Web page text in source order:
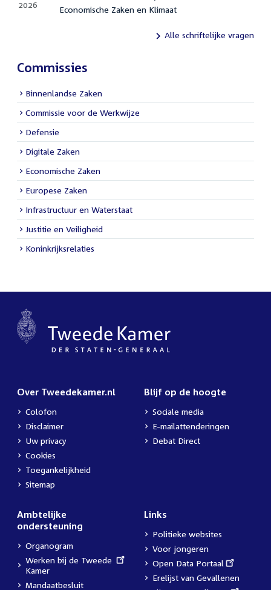
Economische Zaken en Klimaat
2026
Alle schriftelijke vragen
Commissies
Binnenlandse Zaken
Commissie voor de Werkwijze
Defensie
Digitale Zaken
Economische Zaken
Europese Zaken
Infrastructuur en Waterstaat
Justitie en Veiligheid
Koninkrijksrelaties
Over Tweedekamer.nl
Colofon
Disclaimer
Uw privacy
Cookies
Toegankelijkheid
Sitemap
Blijf op de hoogte
Sociale media
E-mailattenderingen
Debat Direct
Ambtelijke
ondersteuning
Organogram
External
link:
Werken bij de Tweede
Kamer
Mandaatbesluit
Links
Politieke websites
Voor jongeren
External
link:
Open Data Portaal
Erelijst van Gevallenen